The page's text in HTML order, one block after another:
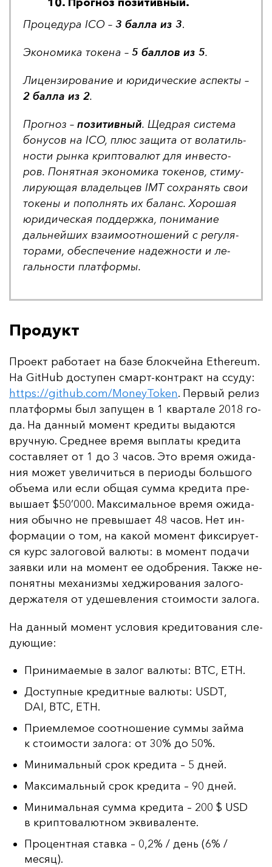
Про­це­ду­ра ICO – 3 бал­ла из 3.
Эко­но­ми­ка то­ке­на – 5 бал­лов из 5.
Ли­цен­зи­ро­ва­ние и юри­ди­чес­кие ас­пек­ты –
2 бал­ла из 2.
Прог­ноз – по­зи­тив­ный. Щед­рая сис­те­ма
бо­ну­сов на ICO, плюс за­щи­та от во­ла­тиль­
нос­ти рын­ка крип­то­ва­лют для ин­вес­то­
ров. По­нят­ная эко­но­ми­ка то­ке­нов, сти­му­
ли­ру­ющая вла­дель­цев IMT сох­ра­нять свои
то­ке­ны и по­пол­нять их ба­ланс. Хо­ро­шая
юри­ди­чес­кая под­дер­жка, по­ни­ма­ние
даль­ней­ших вза­имо­от­но­ше­ний с ре­гу­ля­
то­ра­ми, обес­пе­че­ние на­деж­нос­ти и ле­
галь­нос­ти плат­фор­мы.
Продукт
Про­ект ра­бо­та­ет на ба­зе блок­чей­на Ethereum.
На GitHub дос­ту­пен смарт-кон­тракт на ссу­ду:
https://github.com/MoneyToken. Пер­вый ре­лиз
плат­фор­мы был за­пу­щен в 1 квар­та­ле 2018 го­
да. На дан­ный мо­мент кре­ди­ты вы­да­ют­ся
вруч­ную. Сред­нее вре­мя вып­ла­ты кре­ди­та
сос­тав­ля­ет от 1 до 3 ча­сов. Это вре­мя ожи­да­
ния мо­жет уве­ли­чить­ся в пе­ри­оды боль­шо­го
объ­ема или ес­ли об­щая сум­ма кре­ди­та пре­
вы­ша­ет $50’000. Мак­си­маль­ное вре­мя ожи­да­
ния обыч­но не пре­вы­ша­ет 48 ча­сов. Нет ин­
фор­ма­ции о том, на ка­кой мо­мент фик­си­ру­ет­
ся курс за­ло­го­вой ва­лю­ты: в мо­мент по­да­чи
за­яв­ки или на мо­мент ее одоб­ре­ния. Так­же не­
по­нят­ны ме­ха­низ­мы хед­жи­ро­ва­ния за­ло­го­
дер­жа­те­ля от уде­шев­ле­ния сто­имос­ти за­ло­га.
На дан­ный мо­мент ус­ло­вия кре­ди­то­ва­ния сле­
ду­ющие:
Принимаемые в залог валюты: BTC, ETH.
Доступные кредитные валюты: USDT,
DAI, BTC, ETH.
Приемлемое соотношение суммы займа
к стоимости залога: от 30% до 50%.
Минимальный срок кредита – 5 дней.
Максимальный срок кредита – 90 дней.
Минимальная сумма кредита – 200 $ USD
в криптовалютном эквиваленте.
Процентная ставка – 0,2% / день (6% /
месяц).